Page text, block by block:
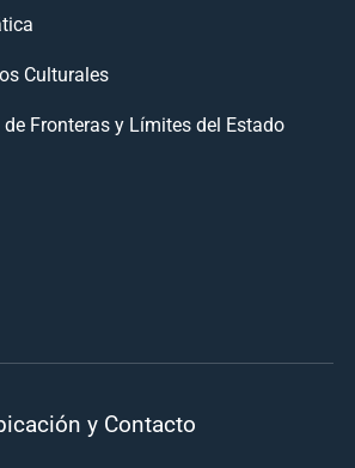
Culturales
Fronteras y Límites del Estado
y Contacto